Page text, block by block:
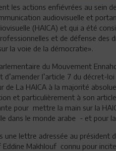
les actions enfiévrées au sein
audiovisuelle et
(HAICA) et qui a été
et de défense des
la voie de la démocratie».
du Mouvement
d’amender l’article 7 du décret-
de La HAICA à la majorité
et particulièrement à son
pour mettre la main sur la
dans le monde arabe - et pour
lettre adressée au président
Eddine Makhlouf connu pour